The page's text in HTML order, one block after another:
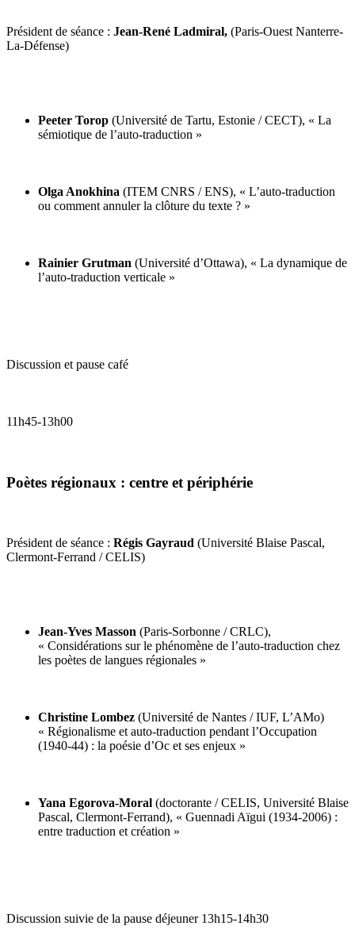
Président de séance : Jean-René Ladmiral, (Paris-Ouest Nanterre-
La-Défense)
Peeter Torop (Université de Tartu, Estonie / CECT), « La
sémiotique de l’auto-traduction »
Olga Anokhina (ITEM CNRS / ENS), « L’auto-traduction
ou comment annuler la clôture du texte ? »
Rainier Grutman (Université d’Ottawa), « La dynamique de
l’auto-traduction verticale »
Discussion et pause café
11h45-13h00
Poètes régionaux : centre et périphérie
Président de séance : Régis Gayraud (Université Blaise Pascal,
Clermont-Ferrand / CELIS)
Jean-Yves Masson (Paris-Sorbonne / CRLC),
« Considérations sur le phénomène de l’auto-traduction chez
les poètes de langues régionales »
Christine Lombez (Université de Nantes / IUF, L’AMo)
« Régionalisme et auto-traduction pendant l’Occupation
(1940-44) : la poésie d’Oc et ses enjeux »
Yana Egorova-Moral (doctorante / CELIS, Université Blaise
Pascal, Clermont-Ferrand), « Guennadi Aïgui (1934-2006) :
entre traduction et création »
Discussion suivie de la pause déjeuner 13h15-14h30